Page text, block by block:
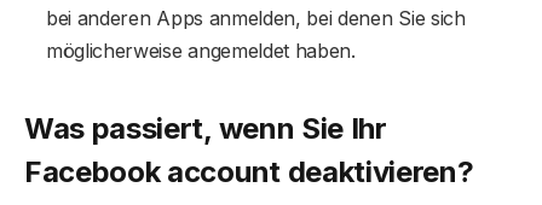
bei anderen Apps anmelden, bei denen Sie sich
möglicherweise angemeldet haben.
Was passiert, wenn Sie Ihr
Facebook accountdeaktivieren?